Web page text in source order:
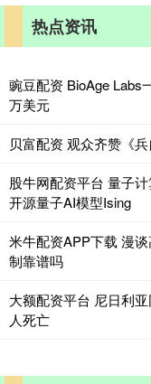
热点资讯
豌豆配资 BioAge Labs
万美元
贝富配资 观众齐赞《
股牛网配资平台 量子
开源量子AI模型Ising
米牛配资APP下载 漫
制靠谱吗
大额配资平台 尼日利
人死亡